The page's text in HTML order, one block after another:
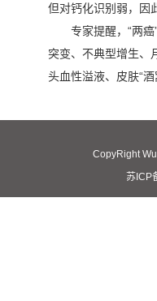
但对钙化识别弱，因
专家提醒，“两
突变、不典型增生、
头血性溢液、皮肤“
CopyRight
苏ICP